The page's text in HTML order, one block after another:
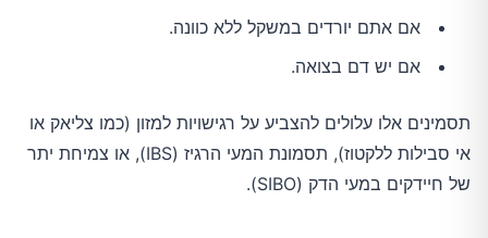
אם אתם יורדים במשקל ללא כוונה.
אם יש דם בצואה.
תסמינים אלו עלולים להצביע על רגישויות למזון (כמו צליאק או
אי סבילות ללקטוז), תסמונת המעי הרגיז (IBS), או צמיחת יתר
של חיידקים במעי הדק (SIBO).